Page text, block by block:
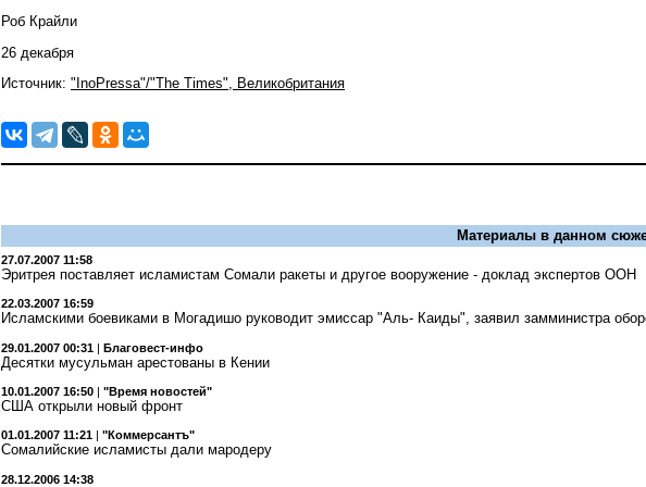
Роб Крайли
26 декабря
Источник: "InoPressa"/"The Times", Великобритания
Материалы в данном
27.07.2007 11:58
Эритрея поставляет исламистам Сомали ракеты и другое вооружение - доклад экспертов ООН
22.03.2007 16:59
Исламскими боевиками в Могадишо руководит эмиссар "Аль- Каиды", заявил замминистра
29.01.2007 00:31 | Благовест-инфо
Десятки мусульман арестованы в Кении
10.01.2007 16:50 | "Время новостей"
США открыли новый фронт
01.01.2007 11:21 "Коммерсантъ"
Сомалийские исламисты дали мародеру
28.12.2006 14:38